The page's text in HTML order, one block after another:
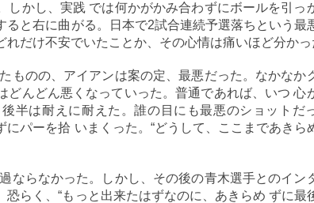
しかし、実践 では何かがかみ合わずにボールを引っ
ると右に曲がる。日本で2試合連続予選落ちという最
だけ不安でいたことか、その心情は痛いほど分かっ
ものの、アイアンは案の定、最悪だった。なかなか
どんどん悪くなっていった。普通であれば、いつ 心
半は耐えに耐えた。誰の目にも最悪のショットだ
パーを拾 いまくった。“どうして、ここまであきら
ならなかった。しかし、その後の青木選手とのイン
らく、“もっと出来たはずなのに、あきらめ ずに最